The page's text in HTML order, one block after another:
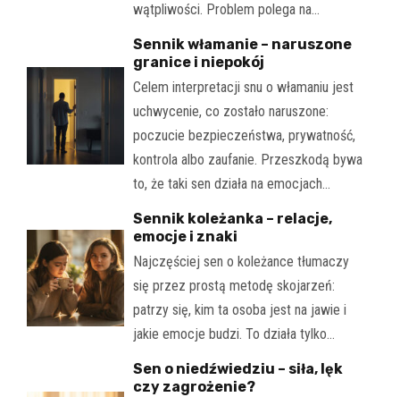
wątpliwości. Problem polega na…
Sennik włamanie – naruszone
granice i niepokój
Celem interpretacji snu o włamaniu jest
uchwycenie, co zostało naruszone:
poczucie bezpieczeństwa, prywatność,
kontrola albo zaufanie. Przeszkodą bywa
to, że taki sen działa na emocjach…
Sennik koleżanka – relacje,
emocje i znaki
Najczęściej sen o koleżance tłumaczy
się przez prostą metodę skojarzeń:
patrzy się, kim ta osoba jest na jawie i
jakie emocje budzi. To działa tylko…
Sen o niedźwiedziu – siła, lęk
czy zagrożenie?